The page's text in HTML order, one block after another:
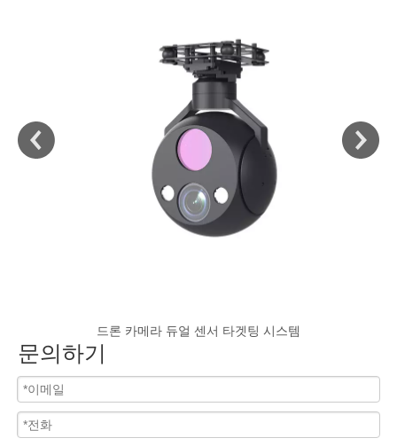
드론 카메라 듀얼 센서 타겟팅 시스템
문의하기